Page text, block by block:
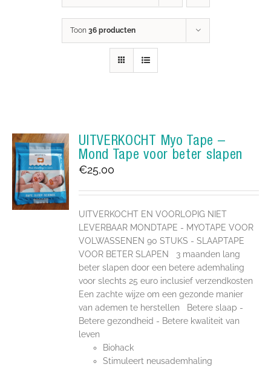
Toon 36 producten
UITVERKOCHT Myo Tape –
Mond Tape voor beter slapen
€25,00
UITVERKOCHT EN VOORLOPIG NIET
LEVERBAAR MONDTAPE - MYOTAPE VOOR
VOLWASSENEN 90 STUKS - SLAAPTAPE
VOOR BETER SLAPEN 3 maanden lang
beter slapen door een betere ademhaling
voor slechts 25 euro inclusief verzendkosten
Een zachte wijze om een gezonde manier
van ademen te herstellen Betere slaap -
Betere gezondheid - Betere kwaliteit van
leven
Biohack
Stimuleert neusademhaling